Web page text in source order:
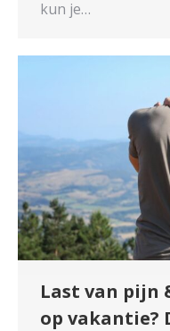
kun je…
Last van pijn
op vakantie?